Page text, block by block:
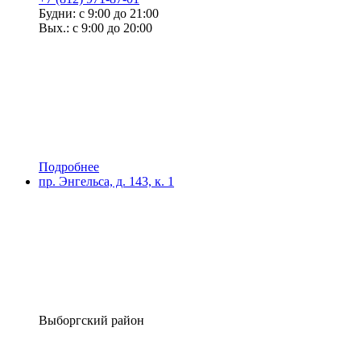
Будни: с 9:00 до 21:00
Вых.: с 9:00 до 20:00
Подробнее
пр. Энгельса, д. 143, к. 1
Выборгский район